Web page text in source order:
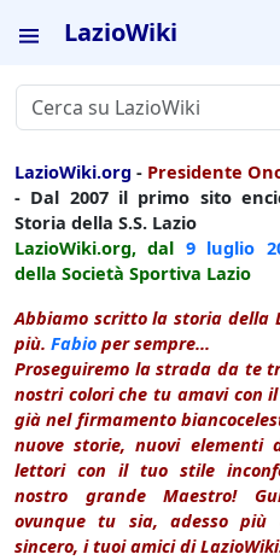
LazioWiki
LazioWiki.org - Presidente
- Dal 2007 il primo sito
Storia della S.S. Lazio
LazioWiki.org, dal 9 luglio
della Società Sportiva Lazio
Abbiamo scritto la storia della
più. Fabio per sempre...
Proseguiremo la strada da te
nostri colori che tu amavi con
già nel firmamento
nuove storie, nuovi elementi
lettori con il tuo stile
nostro grande Maestro!
ovunque tu sia, adesso
sincero, i tuoi amici di